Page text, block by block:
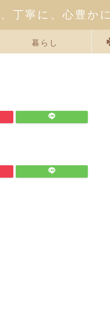
丁寧に、心豊かに
暮らし